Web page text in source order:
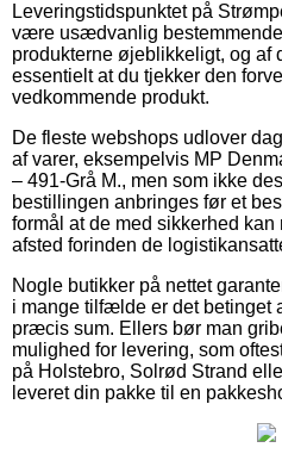
Leveringstidspunktet på
være usædvanlig
produkterne øjeblikkeligt, og af
essentielt at du tjekker den
vedkommende produkt.
De fleste webshops udlover
af varer, eksempelvis MP
– 491-Grå M., men som ikke
bestillingen anbringes før et
formål at de med sikkerhed kan
afsted forinden de
Nogle butikker på nettet
i mange tilfælde er det betinget
præcis sum. Ellers bør man
mulighed for levering, som
på Holstebro, Solrød Strand
leveret din pakke til en